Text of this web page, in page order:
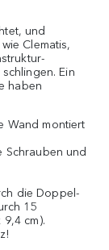
und
Clematis,
Ein
haben
Wand montiert
Schrauben und
die Doppel-
15
cm).